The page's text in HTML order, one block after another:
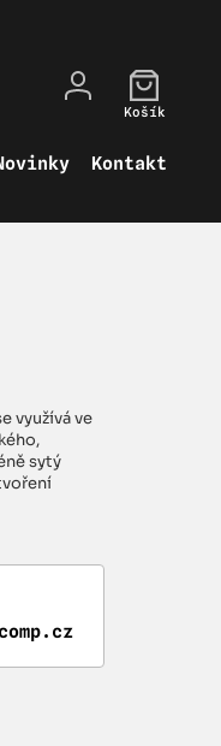
Kontakt
Košík
využívá ve
sytý